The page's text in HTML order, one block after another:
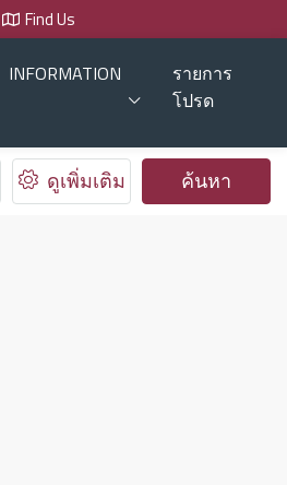
Find Us
INFORMATION
รายการ
โปรด
ดูเพิ่มเติม ค้นหา